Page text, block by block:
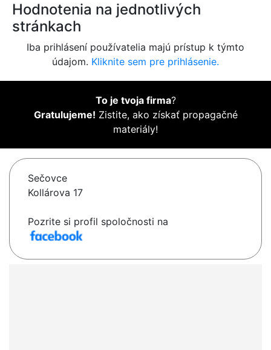
Hodnotenia na jednotlivých
stránkach
Iba prihlásení používatelia majú prístup k týmto
údajom. Kliknite sem pre prihlásenie.
To je tvoja firma?
Gratulujeme! Zistite, ako získať propagačné
materiály!
Sečovce
Kollárova 17
Pozrite si profil spoločnosti na